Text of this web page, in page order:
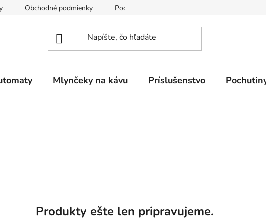
Obchodné podmienky Podmienky ochrany osobných údajov
Mlynčeky na kávu Príslušenstvo
Produkty ešte len pripravujeme.